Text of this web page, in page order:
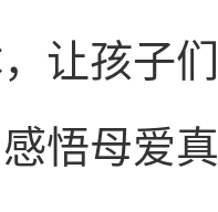
让孩子
悟母爱